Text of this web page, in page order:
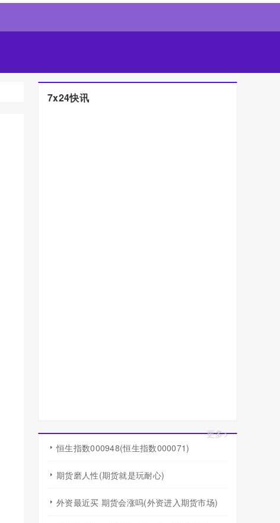
7x24快讯
更多>
恒生指数000948(恒生指数000071)
期货磨人性(期货就是玩耐心)
外资最近买 期货会涨吗(外资进入期货市场)